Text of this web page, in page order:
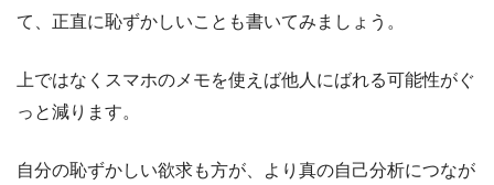
て、正直に恥ずかしいことも書いてみましょう。
上ではなくスマホのメモを使えば他人にばれる可能性がぐ
っと減ります。
自分の恥ずかしい欲求も方が、より真の自己分析につなが